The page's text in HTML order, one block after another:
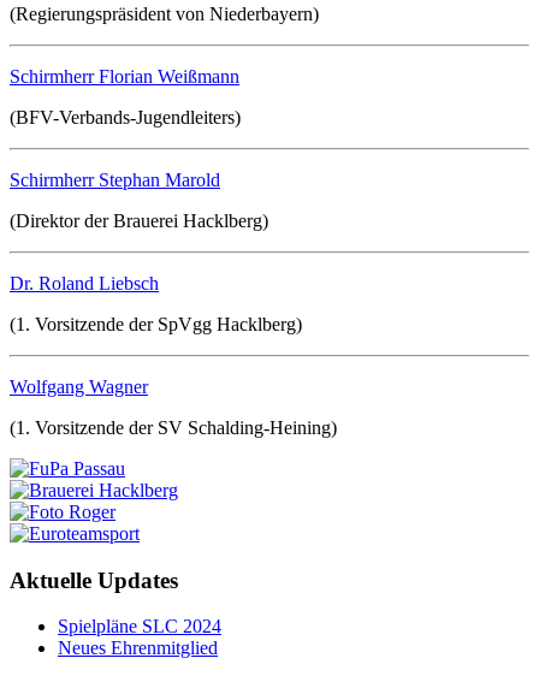
(Regierungspräsident von Niederbayern)
Schirmherr Florian Weißmann
(BFV-Verbands-Jugendleiters)
Schirmherr Stephan Marold
(Direktor der Brauerei Hacklberg)
Dr. Roland Liebsch
(1. Vorsitzende der SpVgg Hacklberg)
Wolfgang Wagner
(1. Vorsitzende der SV Schalding-Heining)
Aktuelle Updates
Spielpläne SLC 2024
Neues Ehrenmitglied